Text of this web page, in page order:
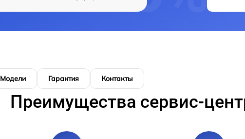
Модели Гарантия Контакты
Преимущества сервис-